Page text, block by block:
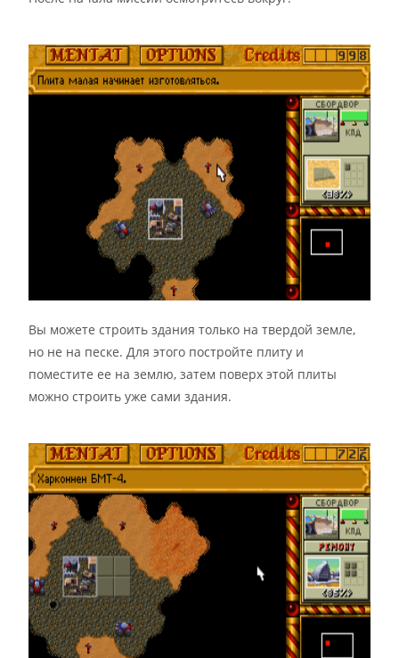
Вы можете строить здания только на твердой земле,
но не на песке. Для этого постройте плиту и
поместите ее на землю, затем поверх этой плиты
можно строить уже сами здания.